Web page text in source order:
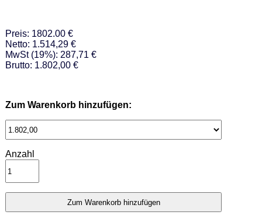
Preis: 1802.00 €
Netto: 1.514,29 €
MwSt (19%): 287,71 €
Brutto: 1.802,00 €
Zum Warenkorb hinzufügen:
Anzahl